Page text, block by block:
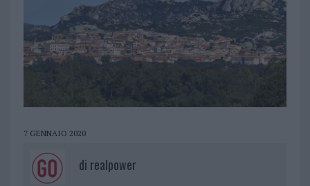
7 GENNAIO 2020
di realpower